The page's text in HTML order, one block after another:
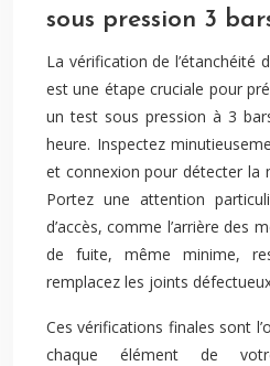
sous pression 3
La vérification de l’étanchéité
est une étape cruciale pour
un test sous pression à 3
heure. Inspectez
et connexion pour détecter la
Portez une attention
d’accès, comme l’arrière des
de fuite, même minime,
remplacez les joints
Ces vérifications finales sont
chaque élément de